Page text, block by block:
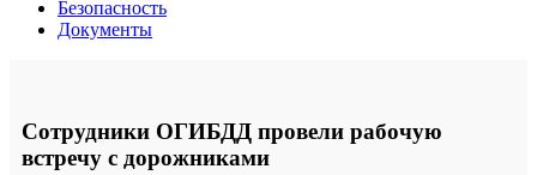
Безопасность
Документы
Сотрудники ОГИБДД провели рабочую
встречу с дорожниками